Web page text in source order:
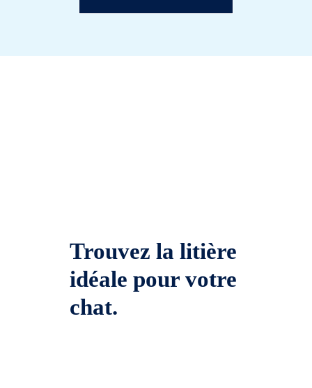
Trouvez la litière
idéale pour votre
chat.